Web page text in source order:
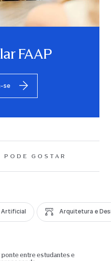
FAAP
se
PODE GOSTAR
Artificial Arquitetura e
ponte entre estudantes e